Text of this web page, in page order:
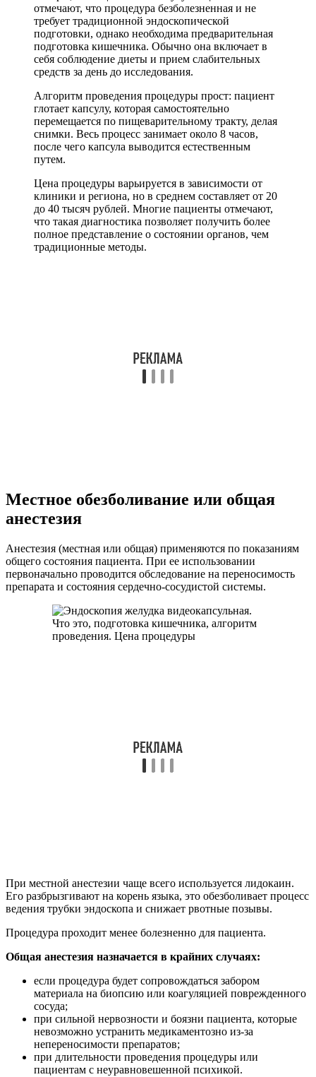
отмечают, что процедура безболезненная и не
требует традиционной эндоскопической
подготовки, однако необходима предварительная
подготовка кишечника. Обычно она включает в
себя соблюдение диеты и прием слабительных
средств за день до исследования.
Алгоритм проведения процедуры прост: пациент
глотает капсулу, которая самостоятельно
перемещается по пищеварительному тракту, делая
снимки. Весь процесс занимает около 8 часов,
после чего капсула выводится естественным
путем.
Цена процедуры варьируется в зависимости от
клиники и региона, но в среднем составляет от 20
до 40 тысяч рублей. Многие пациенты отмечают,
что такая диагностика позволяет получить более
полное представление о состоянии органов, чем
традиционные методы.
Местное обезболивание или общая
анестезия
Анестезия (местная или общая) применяются по показаниям
общего состояния пациента. При ее использовании
первоначально проводится обследование на переносимость
препарата и состояния сердечно-сосудистой системы.
При местной анестезии чаще всего используется лидокаин.
Его разбрызгивают на корень языка, это обезболивает процесс
ведения трубки эндоскопа и снижает рвотные позывы.
Процедура проходит менее болезненно для пациента.
Общая анестезия назначается в крайних случаях:
если процедура будет сопровождаться забором
материала на биопсию или коагуляцией поврежденного
сосуда;
при сильной нервозности и боязни пациента, которые
невозможно устранить медикаментозно из-за
непереносимости препаратов;
при длительности проведения процедуры или
пациентам с неуравновешенной психикой.